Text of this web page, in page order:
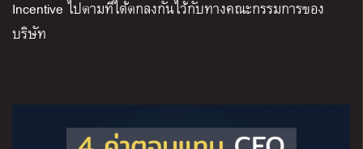
Incentive ไปตามที่ได้ตกลงกันไว้กับทางคณะกรรมการของ
บริษัท